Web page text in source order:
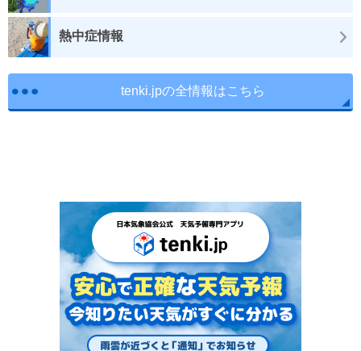
熱中症情報
tenki.jpの全情報はこちら